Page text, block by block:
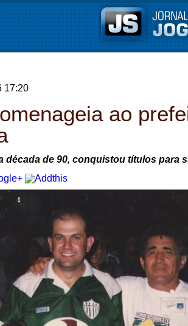
17:20
ao
década de 90, conquistou títulos para